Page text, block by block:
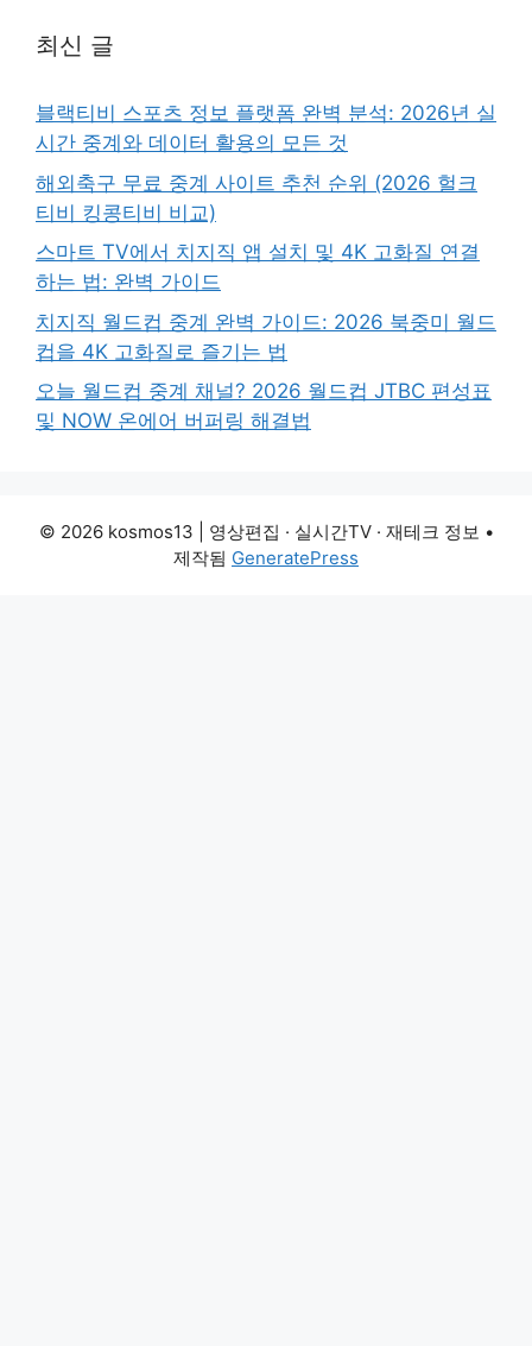
최신 글
블랙티비 스포츠 정보 플랫폼 완벽 분석: 2026년 실
시간 중계와 데이터 활용의 모든 것
해외축구 무료 중계 사이트 추천 순위 (2026 헐크
티비 킹콩티비 비교)
스마트 TV에서 치지직 앱 설치 및 4K 고화질 연결
하는 법: 완벽 가이드
치지직 월드컵 중계 완벽 가이드: 2026 북중미 월드
컵을 4K 고화질로 즐기는 법
오늘 월드컵 중계 채널? 2026 월드컵 JTBC 편성표
및 NOW 온에어 버퍼링 해결법
© 2026 kosmos13 | 영상편집 · 실시간TV · 재테크 정보 •
제작됨 GeneratePress